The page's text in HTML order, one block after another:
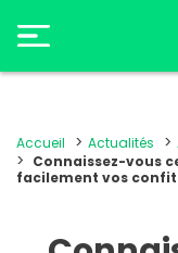
Accueil Actualités
Connaissez-vous
facilement vos